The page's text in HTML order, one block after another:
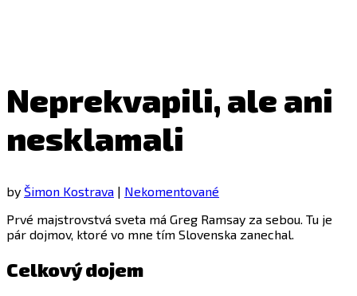
Neprekvapili, ale ani
nesklamali
by Šimon Kostrava | Nekomentované
Prvé majstrovstvá sveta má Greg Ramsay za sebou. Tu je
pár dojmov, ktoré vo mne tím Slovenska zanechal.
Celkový dojem